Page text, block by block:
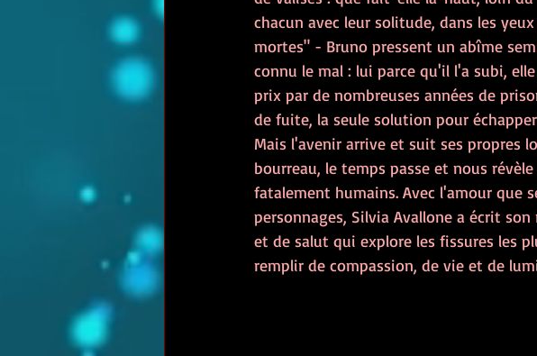
chacun avec leur solitude, dans les
mortes" - Bruno pressent un abîme
connu le mal : lui parce qu'il l'a subi,
prix par de nombreuses années de
de fuite, la seule solution pour
Mais l'avenir arrive et suit ses propres
bourreau, le temps passe et nous
fatalement humains. Avec l'amour que
personnages, Silvia Avallone a écrit
et de salut qui explore les fissures les
remplir de compassion, de vie et de